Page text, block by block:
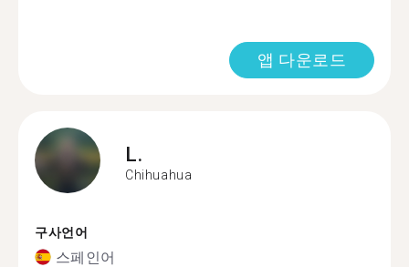
앱 다운로드
L.
Chihuahua
구사언어
스페인어